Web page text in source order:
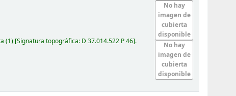
No hay
imagen de
cubierta
disponible
No hay
imagen de
cubierta
disponible
(1) Signatura topográfica: D 37.014.522 P 46 .